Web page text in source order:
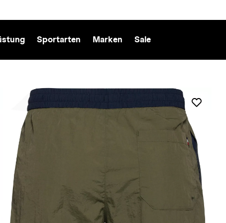
Sportarten Marken Sale